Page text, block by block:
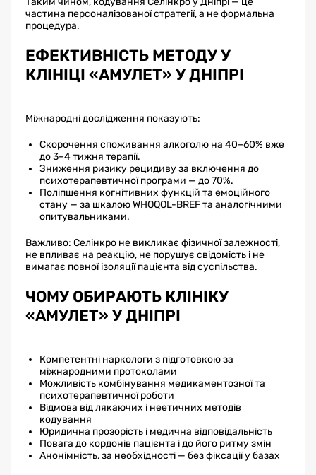
частина персоналізованої стратегії, а не формальна
процедура.
ЕФЕКТИВНІСТЬ МЕТОДУ У
КЛІНІЦІ «АМУЛЕТ» У ДНІПРІ
Міжнародні дослідження показують:
Скорочення споживання алкоголю на 40–60% вже
до 3–4 тижня терапії.
Зниження ризику рецидиву за включення до
психотерапевтичної програми — до 70%.
Поліпшення когнітивних функцій та емоційного
стану — за шкалою WHOQOL-BREF та аналогічними
опитувальниками.
Важливо: Селінкро не викликає фізичної залежності,
не впливає на реакцію, не порушує свідомість і не
вимагає повної ізоляції пацієнта від суспільства.
ЧОМУ ОБИРАЮТЬ КЛІНІКУ
«АМУЛЕТ» У ДНІПРІ
Компетентні наркологи з підготовкою за
міжнародними протоколами
Можливість комбінування медикаментозної та
психотерапевтичної роботи
Відмова від лякаючих і неетичних методів
кодування
Юридична прозорість і медична відповідальність
Повага до кордонів пацієнта і до його ритму змін
Анонімність, за необхідності — без фіксації у базах